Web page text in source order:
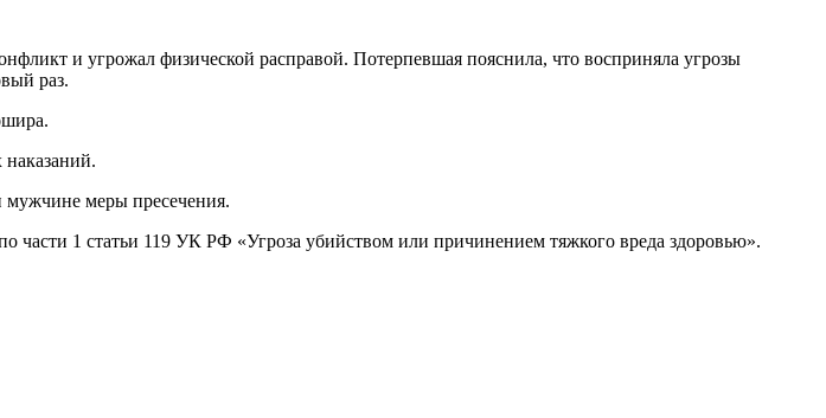
и угрожал физической расправой. Потерпевшая пояснила, что восприняла угрозы
раз.
мужчине меры пресечения.
1 статьи 119 УК РФ «Угроза убийством или причинением тяжкого вреда здоровью».